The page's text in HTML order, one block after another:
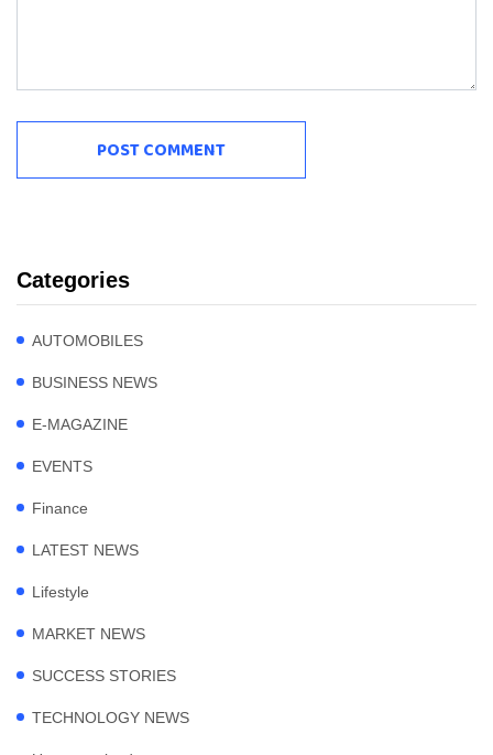
Categories
AUTOMOBILES
BUSINESS NEWS
E-MAGAZINE
EVENTS
Finance
LATEST NEWS
Lifestyle
MARKET NEWS
SUCCESS STORIES
TECHNOLOGY NEWS